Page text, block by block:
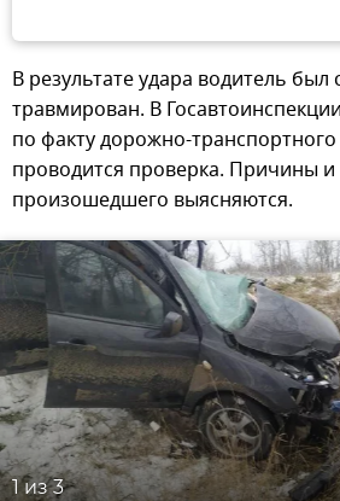
В результате удара водитель был
травмирован. В
по факту дорожно-
проводится проверка. Причины и
произошедшего выясняются.
1из 3